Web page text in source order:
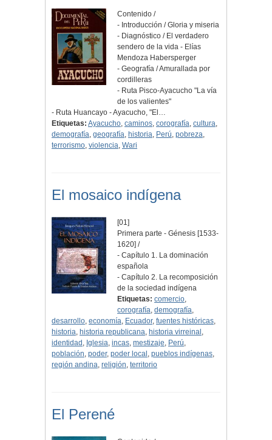
Contenido /
- Introducción / Gloria y miseria
- Diagnóstico / El verdadero
sendero de la vida - Elías
Mendoza Habersperger
- Geografía / Amurallada por
cordilleras
- Ruta Pisco-Ayacucho "La vía
de los valientes"
- Ruta Huancayo - Ayacucho, "El…
Etiquetas: Ayacucho, caminos, corografía, cultura,
demografía, geografía, historia, Perú, pobreza,
terrorismo, violencia, Wari
El mosaico indígena
[01]
Primera parte - Génesis [1533-
1620] /
- Capítulo 1. La dominación
española
- Capítulo 2. La recomposición
de la sociedad indígena
Etiquetas: comercio,
corografía,demografía,
desarrollo, economía, Ecuador, fuentes históricas,
historia, historia republicana, historia virreinal ,
identidad , Iglesia, incas, mestizaje, Perú,
población, poder, poder local , pueblos indígenas,
región andina, religión, territorio
El Perené